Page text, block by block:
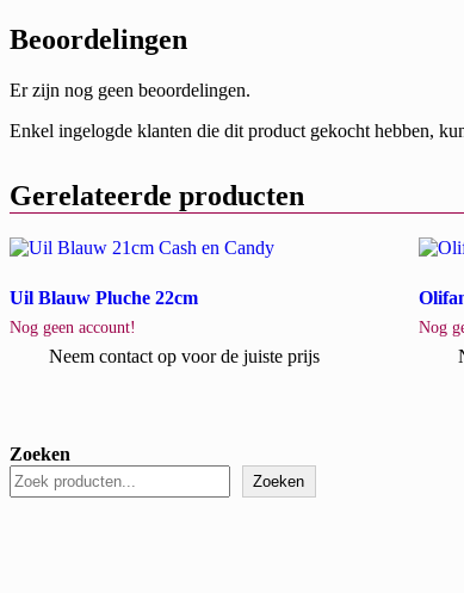
Beoordelingen
Er zijn nog geen beoordelingen.
Enkel ingelogde klanten die dit product gekocht hebben,
Gerelateerde producten
Uil Blauw Pluche 22cm
Nog geen account!
Neem contact op voor de juiste prijs
Nog
Zoeken
Zoeken